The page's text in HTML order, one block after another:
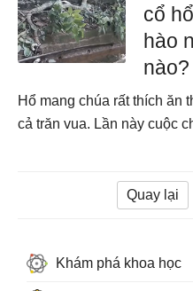
cổ
hào
nào?
Hổ mang chúa rất thích ăn
cả trăn vua. Lần này cuộc
Quay lại
Khám phá khoa học